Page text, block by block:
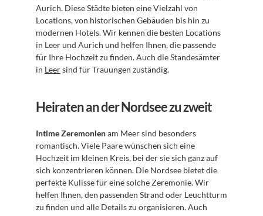
Aurich. Diese Städte bieten eine Vielzahl von
Locations, von historischen Gebäuden bis hin zu
modernen Hotels. Wir kennen die besten Locations
in Leer und Aurich und helfen Ihnen, die passende
für Ihre Hochzeit zu finden. Auch die Standesämter
in Leer sind für Trauungen zuständig.
Heiraten an der Nordsee zu zweit
Intime Zeremonien am Meer sind besonders
romantisch. Viele Paare wünschen sich eine
Hochzeit im kleinen Kreis, bei der sie sich ganz auf
sich konzentrieren können. Die Nordsee bietet die
perfekte Kulisse für eine solche Zeremonie. Wir
helfen Ihnen, den passenden Strand oder Leuchtturm
zu finden und alle Details zu organisieren. Auch